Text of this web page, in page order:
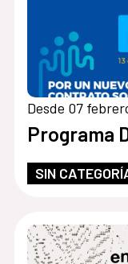
Desde 07
Programa
SIN